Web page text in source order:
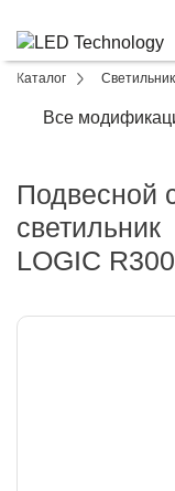
Каталог
Все
Подвесной
светильник
LOGIC